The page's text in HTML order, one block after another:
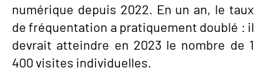
numérique depuis 2022. En un an, le taux
de fréquentation a pratiquement doublé : il
devrait atteindre en 2023 le nombre de 1
400 visites individuelles.